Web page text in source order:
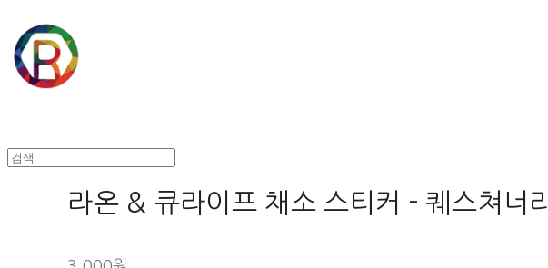
라온 & 큐라이프 채소 스티커 - 퀘스쳐너리